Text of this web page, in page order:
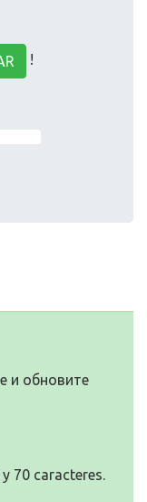
!
и обновите
70 caracteres.